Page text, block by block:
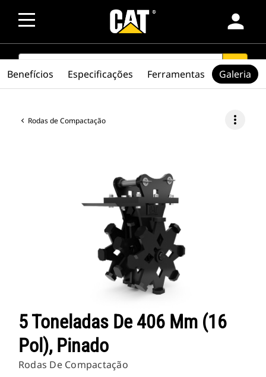
person
SEARCH search
Rodas de Compactação more_vert
5 Toneladas De 406 Mm (16
Pol), Pinado
Rodas De Compactação
Benefícios Especificações Ferramentas Galeria